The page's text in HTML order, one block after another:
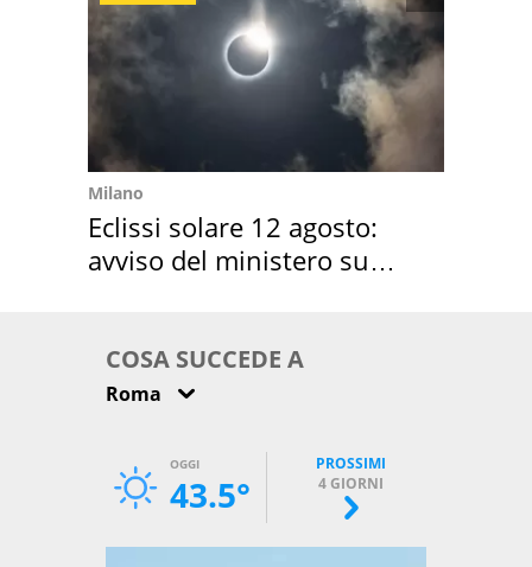
Milano
Eclissi solare 12 agosto:
avviso del ministero su